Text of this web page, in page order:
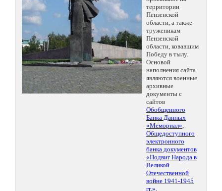
территории
Пензенской
области, а также
труженикам
Пензенской
области, ковавшим
Победу в тылу.
Основой
наполнения сайта
являются военные
архивные
документы с
сайтов
Обобщенного
Банка Данных
«Мемориал»,
Общедоступного
электронного
банка документов
«Подвиг Народа в
Великой
Отечественной
войне 1941-1945
гг.»,